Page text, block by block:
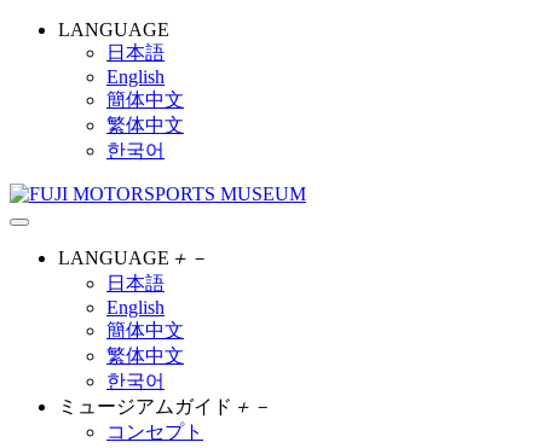
LANGUAGE
日本語
English
簡体中文
繁体中文
한국어
LANGUAGE ＋ －
日本語
English
簡体中文
繁体中文
한국어
ミュージアムガイド ＋ －
コンセプト